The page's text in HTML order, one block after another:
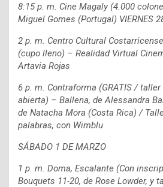
8:15 p. m. Cine Magaly (4.000
Miguel Gomes (Portugal) VIERNES
2 p. m. Centro Cultural
(cupo lleno) – Realidad Virtual
Artavia Rojas
6 p. m. Contraforma (GRATIS /
abierta) – Ballena, de Alessandra
de Natacha Mora (Costa Rica) /
palabras, con Wimblu
SÁBADO 1 DE MARZO
1 p. m. Doma, Escalante (Con
Bouquets 11-20, de Rose Lowder, y